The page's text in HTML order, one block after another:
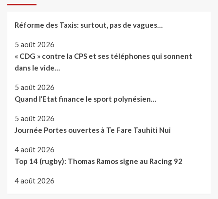
Réforme des Taxis: surtout, pas de vagues…
5 août 2026
« CDG » contre la CPS et ses téléphones qui sonnent
dans le vide…
5 août 2026
Quand l’Etat finance le sport polynésien…
5 août 2026
Journée Portes ouvertes à Te Fare Tauhiti Nui
4 août 2026
Top 14 (rugby): Thomas Ramos signe au Racing 92
4 août 2026